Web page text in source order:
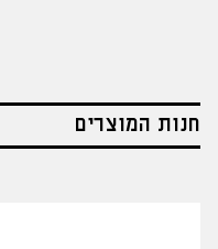
חנות המוצרים